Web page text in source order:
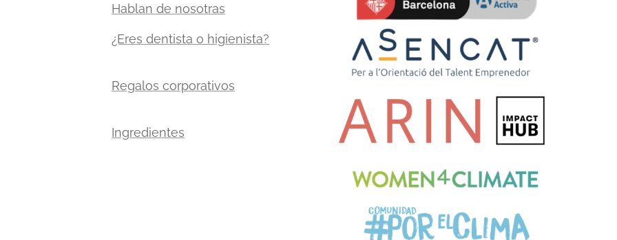
Hablan de nosotras
¿Eres dentista o higienista?
Regalos corporativos
Ingredientes